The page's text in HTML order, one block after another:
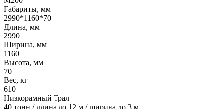
Габариты, мм
2990*1160*70
Длина, мм
2990
Ширина, мм
1160
Высота, мм
70
Вес, кг
610
Низкорамный Трал
40 тонн / длина до 12 м / ширина до 3 м